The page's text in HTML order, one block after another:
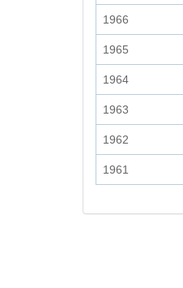
1966
1965
1964
1963
1962
1961